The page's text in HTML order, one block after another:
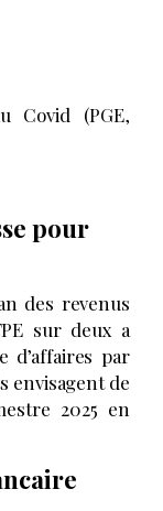
Covid (PGE,
pour
des revenus
sur deux a
d’affaires par
envisagent de
2025 en